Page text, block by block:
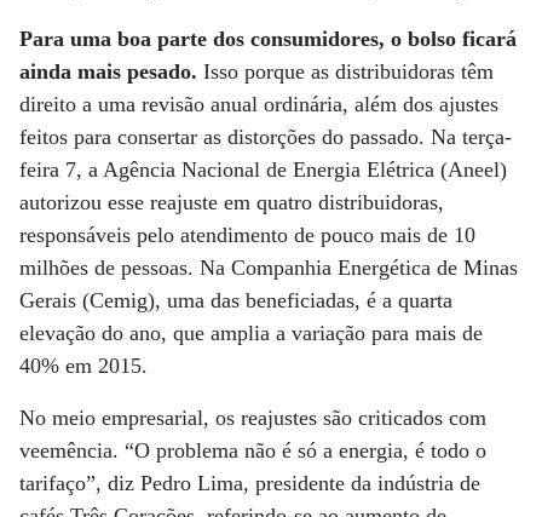
Para uma boa parte dos consumidores, o bolso ficará
ainda mais pesado. Isso porque as distribuidoras têm
direito a uma revisão anual ordinária, além dos ajustes
feitos para consertar as distorções do passado. Na terça-
feira 7, a Agência Nacional de Energia Elétrica (Aneel)
autorizou esse reajuste em quatro distribuidoras,
responsáveis pelo atendimento de pouco mais de 10
milhões de pessoas. Na Companhia Energética de Minas
Gerais (Cemig), uma das beneficiadas, é a quarta
elevação do ano, que amplia a variação para mais de
40% em 2015.
No meio empresarial, os reajustes são criticados com
veemência. “O problema não é só a energia, é todo o
tarifaço”, diz Pedro Lima, presidente da indústria de